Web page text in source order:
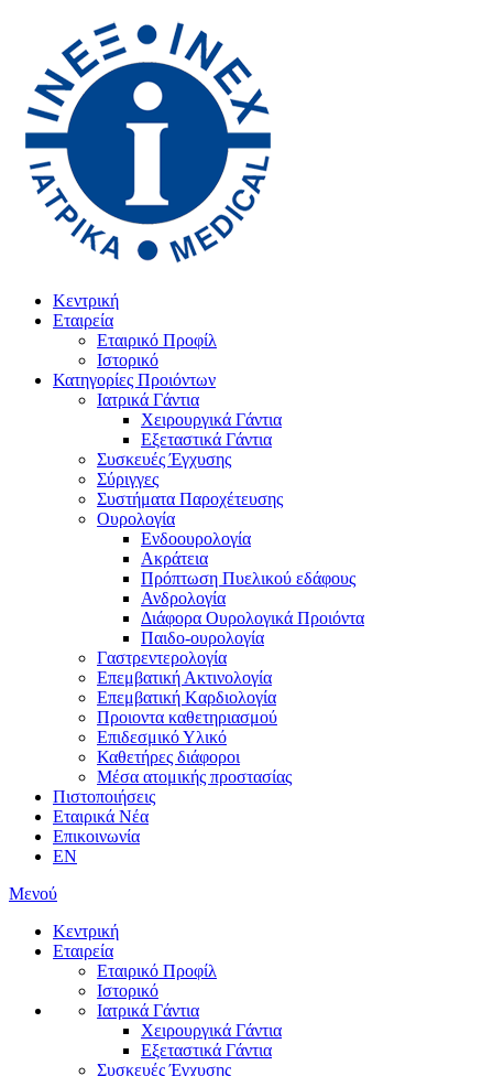
Κεντρική
Εταιρεία
Εταιρικό Προφίλ
Ιστορικό
Κατηγορίες Προιόντων
Ιατρικά Γάντια
Χειρουργικά Γάντια
Εξεταστικά Γάντια
Συσκευές Έγχυσης
Σύριγγες
Συστήματα Παροχέτευσης
Ουρολογία
Ενδοουρολογία
Ακράτεια
Πρόπτωση Πυελικού εδάφους
Ανδρολογία
Διάφορα Ουρολογικά Προιόντα
Παιδο-ουρολογία
Γαστρεντερολογία
Επεμβατική Ακτινολογία
Επεμβατική Kαρδιολογία
Προιοντα καθετηριασμού
Επιδεσμικό Υλικό
Καθετήρες διάφοροι
Μέσα ατομικής προστασίας
Πιστοποιήσεις
Εταιρικά Νέα
Επικοινωνία
EN
Μενού
Κεντρική
Εταιρεία
Εταιρικό Προφίλ
Ιστορικό
Ιατρικά Γάντια
Χειρουργικά Γάντια
Εξεταστικά Γάντια
Συσκευές Έγχυσης